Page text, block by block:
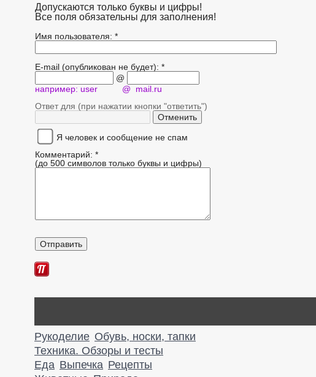
Допускаются только буквы и цифры!
Все поля обязательны для заполнения!
Имя пользователя: *
E-mail (опубликован не будет): *
@
например: user @ mail.ru
Ответ для (при нажатии кнопки "ответить")
Я человек и сообщение не спам
Комментарий: *
(до 500 символов только буквы и цифры)
Рукоделие Обувь, носки, тапки
Техника. Обзоры и тесты
Еда Выпечка Рецепты